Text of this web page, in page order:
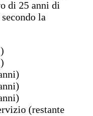
di 25 anni di
la
(restante